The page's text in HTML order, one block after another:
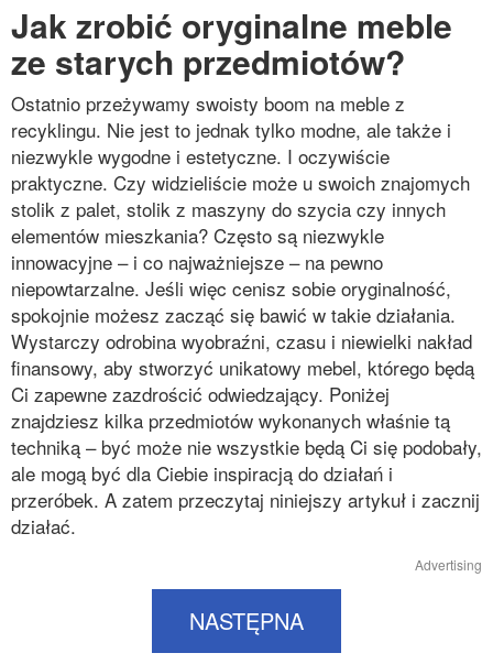
Jak zrobić oryginalne meble
ze starych przedmiotów?
Ostatnio przeżywamy swoisty boom na meble z
recyklingu. Nie jest to jednak tylko modne, ale także i
niezwykle wygodne i estetyczne. I oczywiście
praktyczne. Czy widzieliście może u swoich znajomych
stolik z palet, stolik z maszyny do szycia czy innych
elementów mieszkania? Często są niezwykle
innowacyjne – i co najważniejsze – na pewno
niepowtarzalne. Jeśli więc cenisz sobie oryginalność,
spokojnie możesz zacząć się bawić w takie działania.
Wystarczy odrobina wyobraźni, czasu i niewielki nakład
finansowy, aby stworzyć unikatowy mebel, którego będą
Ci zapewne zazdrościć odwiedzający. Poniżej
znajdziesz kilka przedmiotów wykonanych właśnie tą
techniką – być może nie wszystkie będą Ci się podobały,
ale mogą być dla Ciebie inspiracją do działań i
przeróbek. A zatem przeczytaj niniejszy artykuł i zacznij
działać.
Advertising
NASTĘPNA